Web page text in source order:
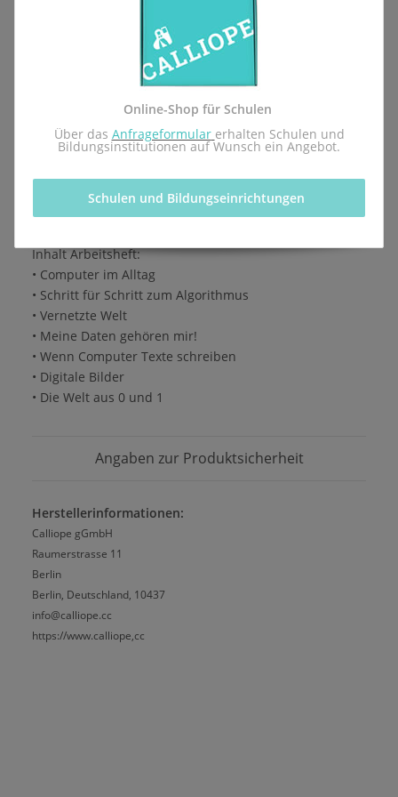
Lernmittel - Arbeitsheft für die Einführung des
Pflichtfachs Informatik des pädagogischen
Landesinstituts Rheinland-Pfalz.
mit dem Redaktionsteam inf-schule.de, insbesondere
Daniel Stockhausen, Niko Markus, Michèle Keller-
Buttell, Thomas Karp, Dr. Ulla Diewald, Christian Heinz,
Oliver Wendenburg
1. Auflage, 1. Druck 2026
ISBN 978-3-9825596-4-3
Inhalt Arbeitsheft:
• Computer im Alltag
• Schritt für Schritt zum Algorithmus
• Vernetzte Welt
• Meine Daten gehören mir!
• Wenn Computer Texte schreiben
• Digitale Bilder
• Die Welt aus 0 und 1
Angaben zur Produktsicherheit
Herstellerinformationen:
Calliope gGmbH
Raumerstrasse 11
Berlin
Berlin, Deutschland, 10437
info@calliope.cc
https://www.calliope,cc
Online-Shop für Schulen
Über das Anfrageformular erhalten Schulen und
Bildungsinstitutionen auf Wunsch ein Angebot.
Schulen und Bildungseinrichtungen